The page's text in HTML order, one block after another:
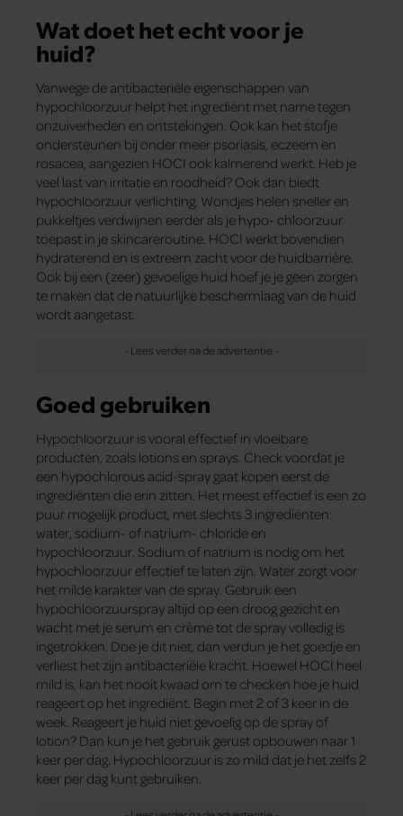
Wat doet het echt voor je
huid?
Vanwege de antibacteriële eigenschappen van
hypochloorzuur helpt het ingrediënt met name tegen
onzuiverheden en ontstekingen. Ook kan het stofje
ondersteunen bij onder meer psoriasis, eczeem en
rosacea, aangezien HOCI ook kalmerend werkt. Heb je
veel last van irritatie en roodheid? Ook dan biedt
hypochloorzuur verlichting. Wondjes helen sneller en
pukkeltjes verdwijnen eerder als je hypo- chloorzuur
toepast in je skincareroutine. HOCI werkt bovendien
hydraterend en is extreem zacht voor de huidbarrière.
Ook bij een (zeer) gevoelige huid hoef je je geen zorgen
te maken dat de natuurlijke beschermlaag van de huid
wordt aangetast.
Goed gebruiken
Hypochloorzuur is vooral effectief in vloeibare
producten, zoals lotions en sprays. Check voordat je
een hypochlorous acid-spray gaat kopen eerst de
ingrediënten die erin zitten. Het meest effectief is een zo
puur mogelijk product, met slechts 3 ingrediënten:
water, sodium- of natrium- chloride en
hypochloorzuur. Sodium of natrium is nodig om het
hypochloorzuur effectief te laten zijn. Water zorgt voor
het milde karakter van de spray. Gebruik een
hypochloorzuurspray altijd op een droog gezicht en
wacht met je serum en crème tot de spray volledig is
ingetrokken. Doe je dit niet, dan verdun je het goedje en
verliest het zijn antibacteriële kracht. Hoewel HOCI heel
mild is, kan het nooit kwaad om te checken hoe je huid
reageert op het ingrediënt. Begin met 2 of 3 keer in de
week. Reageert je huid niet gevoelig op de spray of
lotion? Dan kun je het gebruik gerust opbouwen naar 1
keer per dag. Hypochloorzuur is zo mild dat je het zelfs 2
keer per dag kunt gebruiken.